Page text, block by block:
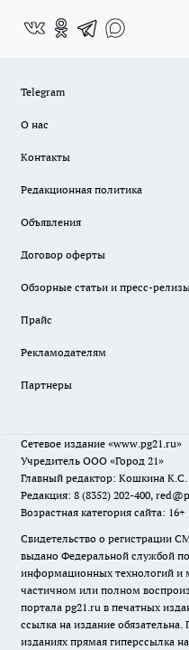
Telegram
О нас
Контакты
Редакционная политика
Объявления
Договор оферты
Обзорные статьи и пресс-
Прайс
Рекламодателям
Партнеры
Сетевое издание «www.pg21.ru»
Учредитель ООО «Город 21»
Главный редактор: Кошкина К.С.
Редакция: 8 (8352) 202-400,
Возрастная категория сайта: 16+
Свидетельство о регистрации
выдано Федеральной службой
информационных технологий и
частичном или полном
портала pg21.ru в печатных
ссылка на издание
изданиях прямая гиперссылка